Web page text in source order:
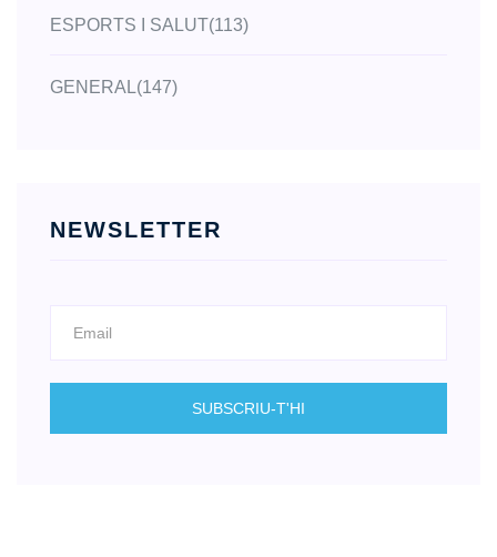
ESPORTS I SALUT(113)
GENERAL(147)
NEWSLETTER